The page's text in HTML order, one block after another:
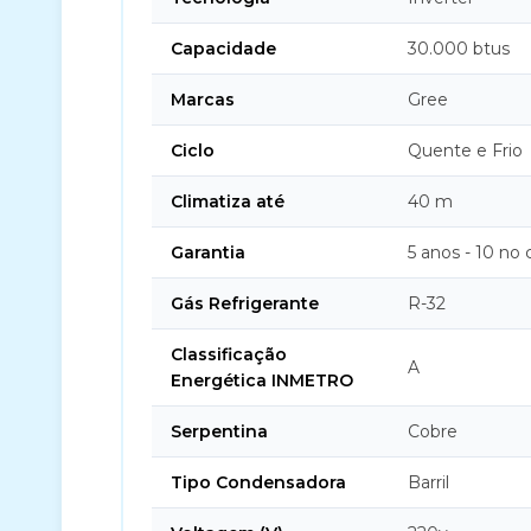
Capacidade 30.000 btus
Marcas Gree
Ciclo Quente e Frio
Climatiza até 40 m
Garantia 5 anos - 10 no
Gás Refrigerante R-32
Classificação
Energética INMETRO
A
Serpentina Cobre
Tipo Condensadora Barril